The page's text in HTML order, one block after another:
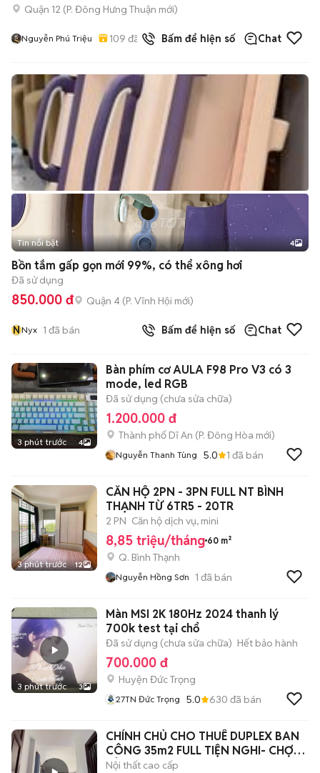
Quận 12 (P. Đông Hưng Thuận mới)
Nguyễn Phú Triệu 109 đã bán Bấm để hiện số Chat
Tin nổi bật 4
Bồn tắm gấp gọn mới 99%, có thể xông hơi
Đã sử dụng
850.000 đ Quận 4 (P. Vĩnh Hội mới)
NNyx 1 đã bán Bấm để hiện số Chat
3 phút trước 4
Bàn phím cơ AULA F98 Pro V3 có 3
mode, led RGB
Đã sử dụng (chưa sửa chữa)
1.200.000 đ
Thành phố Dĩ An (P. Đông Hòa mới)
Nguyễn Thanh Tùng 5.0 1 đã bán
3 phút trước 12
CĂN HỘ 2PN - 3PN FULL NT BÌNH
THẠNH TỪ 6TR5 - 20TR
2 PN Căn hộ dịch vụ, mini
8,85 triệu/tháng 60 m²
Q. Bình Thạnh
Nguyễn Hồng Sơn 1 đã bán
3 phút trước 3
Màn MSI 2K 180Hz 2024 thanh lý
700k test tại chổ
Đã sử dụng (chưa sửa chữa) Hết bảo hành
700.000 đ
Huyện Đức Trọng
27TN Đức Trọng 5.0 630 đã bán
CHÍNH CHỦ CHO THUÊ DUPLEX BAN
CÔNG 35m2 FULL TIỆN NGHI- CHỢ
TÂN ĐỊNH
Nội thất cao cấp